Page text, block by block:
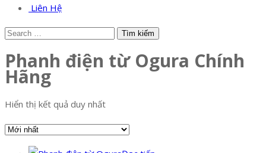
Liên Hệ
Phanh điện từ Ogura Chính
Hãng
Hiển thị kết quả duy nhất